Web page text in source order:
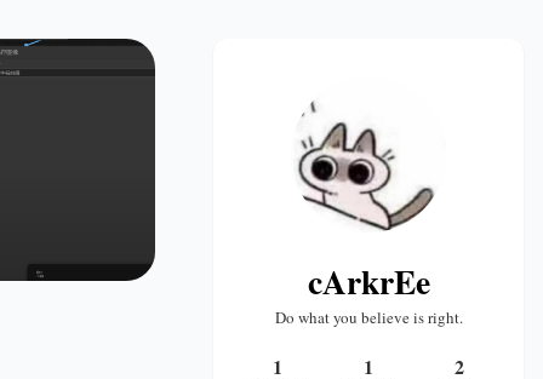
cArkrEe
Do what you believe is right.
1 1 2